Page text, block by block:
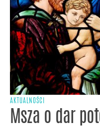
AKTUALNOŚCI
Msza o dar